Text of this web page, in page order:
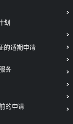
划
的适期申请
务
的申请